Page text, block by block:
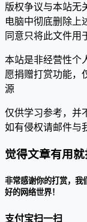
版权争议与本站无
电脑中彻底删除上
同意只将此文件用
本站是非经营性个
愿捐赠打赏功能，
源
仅供学习参考，并
如有侵权请邮件与
觉得文章有用
非常感谢你的打赏，我
好的网络世界！
支付宝扫一扫